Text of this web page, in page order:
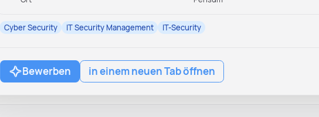
Cyber Security IT Security Management IT-Security
Bewerben in einem neuen Tab öffnen